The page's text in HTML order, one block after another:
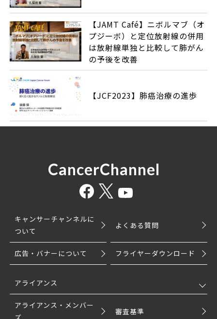
【JAMT Café】ニボルマブ（オ
プジーボ）と定位放射線の併用
は放射線単独と比較して肺がん
の予後を改善
【JCF2023】肺癌治療の進歩
CancerChannel
キャンサーチャンネルに
ついて
よくある質問
広告・バナーについて フライヤーダウンロード
アライアンス
アライアンス・メンバー
審査基準